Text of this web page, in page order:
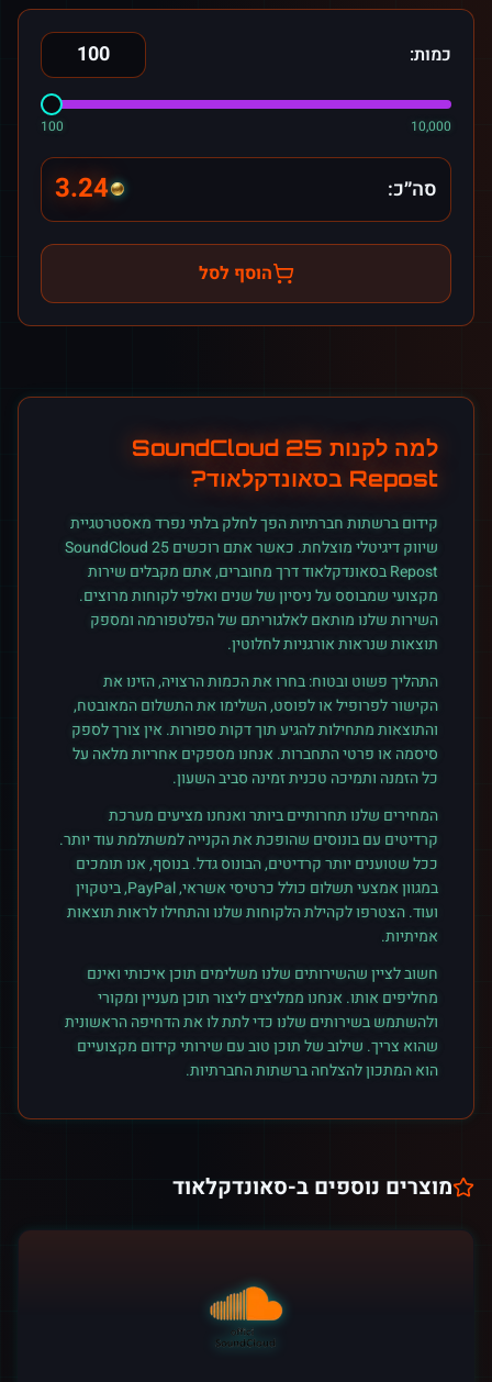
כמות:
100 10,000
סה״כ: 3.24
הוסף לסל
למה לקנות
25 SoundCloud
Repost בסאונדקלאוד?
קידום ברשתות חברתיות הפך לחלק בלתי נפרד מאסטרטגיית
שיווק דיגיטלי מוצלחת. כאשר אתם רוכשים
25 SoundCloud
Repostבסאונדקלאודדרך מחוברים, אתם מקבלים שירות
מקצועי שמבוסס על ניסיון של שנים ואלפי לקוחות מרוצים.
השירות שלנו מותאם לאלגוריתם של הפלטפורמה ומספק
תוצאות שנראות אורגניות לחלוטין.
התהליך פשוט ובטוח: בחרו את הכמות הרצויה, הזינו את
הקישור לפרופיל או לפוסט, השלימו את התשלום המאובטח,
והתוצאות מתחילות להגיע תוך דקות ספורות. אין צורך לספק
סיסמה או פרטי התחברות. אנחנו מספקים אחריות מלאה על
כל הזמנה ותמיכה טכנית זמינה סביב השעון.
המחירים שלנו תחרותיים ביותר ואנחנו מציעים מערכת
קרדיטים עם בונוסים שהופכת את הקנייה למשתלמת עוד יותר.
ככל שטוענים יותר קרדיטים, הבונוס גדל. בנוסף, אנו תומכים
במגוון אמצעי תשלום כולל כרטיסי אשראי, PayPal, ביטקוין
ועוד. הצטרפו לקהילת הלקוחות שלנו והתחילו לראות תוצאות
אמיתיות.
חשוב לציין שהשירותים שלנו משלימים תוכן איכותי ואינם
מחליפים אותו. אנחנו ממליצים ליצור תוכן מעניין ומקורי
ולהשתמש בשירותים שלנו כדי לתת לו את הדחיפה הראשונית
שהוא צריך. שילוב של תוכן טוב עם שירותי קידום מקצועיים
הוא המתכון להצלחה ברשתות החברתיות.
מוצרים נוספים ב-סאונדקלאוד